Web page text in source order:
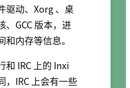
驱动、Xorg 、桌
、GCC 版本，进
和内存等信息。
和 IRC 上的 Inxi
，IRC 上会有一些